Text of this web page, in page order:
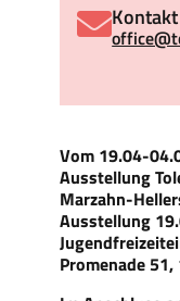
Vom 19.04-
Ausstellung
Marzahn-
Ausstellung
Promenade
Kontakt